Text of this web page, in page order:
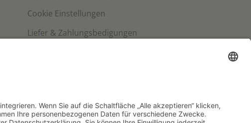
Cookie Einstellungen
Liefer & Zahlungsbedigungen
Bilder und mehr